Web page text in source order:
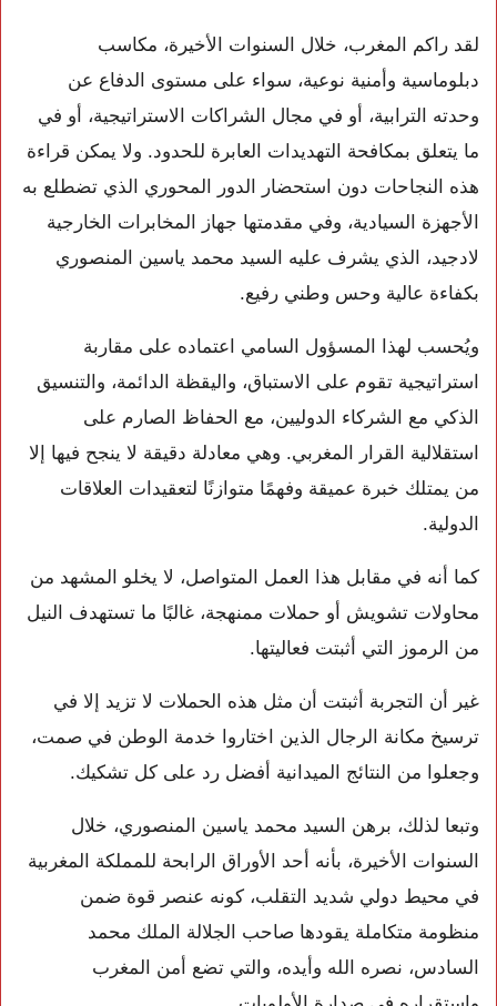
لقد راكم المغرب، خلال السنوات الأخيرة، مكاسب
دبلوماسية وأمنية نوعية، سواء على مستوى الدفاع عن
وحدته الترابية، أو في مجال الشراكات الاستراتيجية، أو في
ما يتعلق بمكافحة التهديدات العابرة للحدود. ولا يمكن قراءة
هذه النجاحات دون استحضار الدور المحوري الذي تضطلع به
الأجهزة السيادية، وفي مقدمتها جهاز المخابرات الخارجية
لادجيد، الذي يشرف عليه السيد محمد ياسين المنصوري
بكفاءة عالية وحس وطني رفيع.
ويُحسب لهذا المسؤول السامي اعتماده على مقاربة
استراتيجية تقوم على الاستباق، واليقظة الدائمة، والتنسيق
الذكي مع الشركاء الدوليين، مع الحفاظ الصارم على
استقلالية القرار المغربي. وهي معادلة دقيقة لا ينجح فيها إلا
من يمتلك خبرة عميقة وفهمًا متوازنًا لتعقيدات العلاقات
الدولية.
كما أنه في مقابل هذا العمل المتواصل، لا يخلو المشهد من
محاولات تشويش أو حملات ممنهجة، غالبًا ما تستهدف النيل
من الرموز التي أثبتت فعاليتها.
غير أن التجربة أثبتت أن مثل هذه الحملات لا تزيد إلا في
ترسيخ مكانة الرجال الذين اختاروا خدمة الوطن في صمت،
وجعلوا من النتائج الميدانية أفضل رد على كل تشكيك.
وتبعا لذلك، برهن السيد محمد ياسين المنصوري، خلال
السنوات الأخيرة، بأنه أحد الأوراق الرابحة للمملكة المغربية
في محيط دولي شديد التقلب، كونه عنصر قوة ضمن
منظومة متكاملة يقودها صاحب الجلالة الملك محمد
السادس، نصره الله وأيده، والتي تضع أمن المغرب